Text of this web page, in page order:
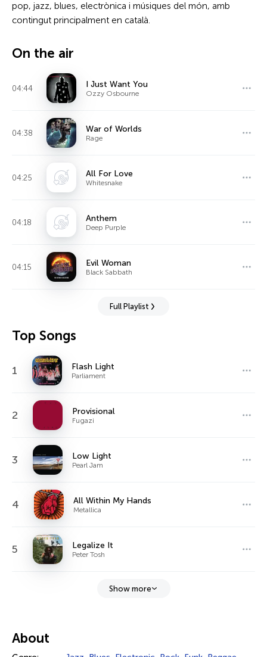
pop, jazz, blues, electrònica i músiques del món, amb
contingut principalment en català.
On the air
04:44 I Just Want You
Ozzy Osbourne
04:38 War of Worlds
Rage
04:25 All For Love
Whitesnake
04:18 Anthem
Deep Purple
04:15 Evil Woman
Black Sabbath
Full Playlist
Top Songs
1 Flash Light
Parliament
2 Provisional
Fugazi
3 Low Light
Pearl Jam
4 All Within My Hands
Metallica
5 Legalize It
Peter Tosh
Show more
About